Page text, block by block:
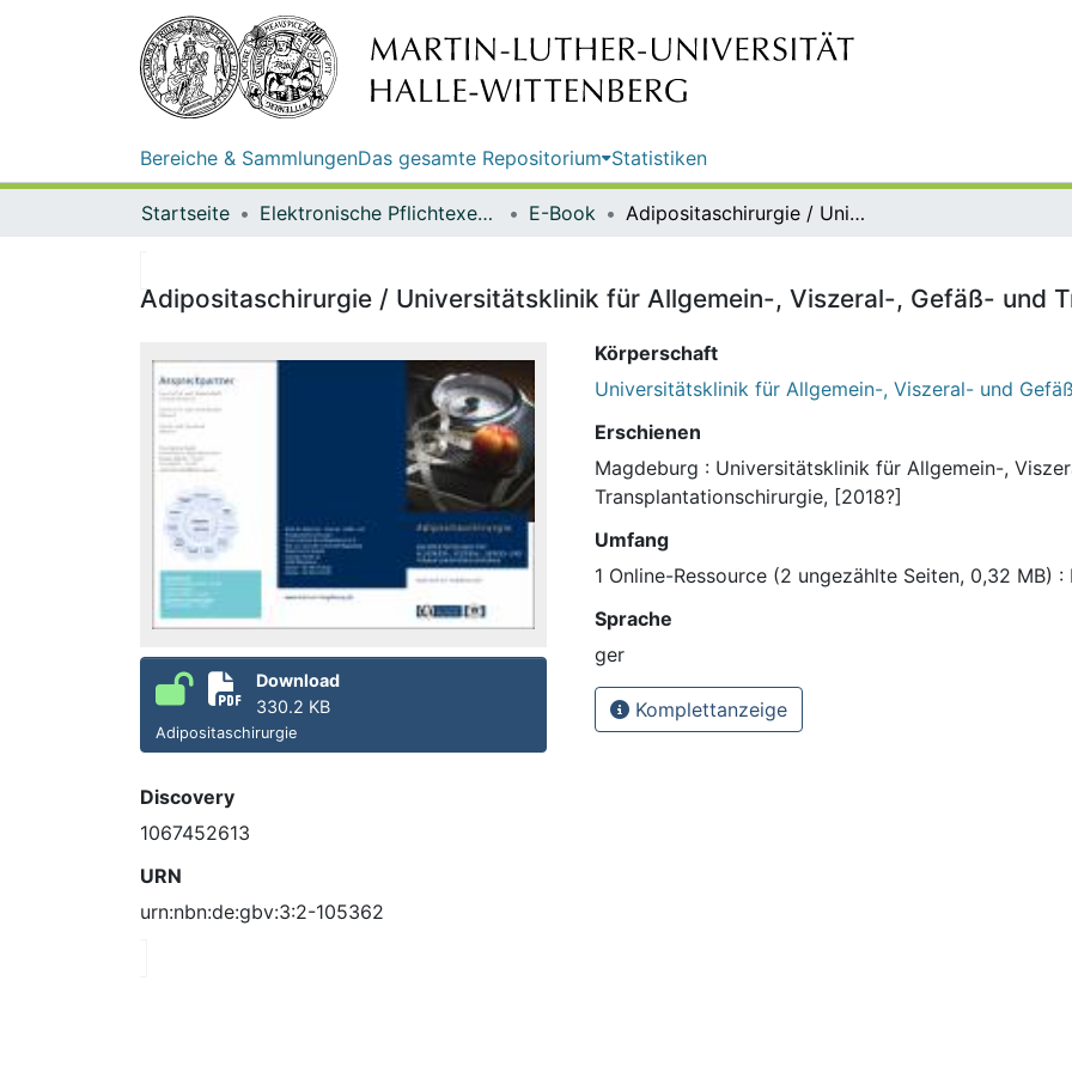
Bereiche & SammlungenDas gesamte Repositorium Statistiken
Startseite Elektronische Pflichtexemplare E-Book Adipositaschirurgie / Universitätsklinik für Allgemein-, Viszeral-, Gefäß- und Transplantationschirurgie
Adipositaschirurgie / Universitätsklinik für Allgemein-, Viszeral-, Gefäß- und
Download
330.2 KB
Adipositaschirurgie
Discovery
1067452613
URN
urn:nbn:de:gbv:3:2-105362
Körperschaft
Universitätsklinik für Allgemein-, Viszeral- und
Erschienen
Magdeburg : Universitätsklinik für Allgemein-,
Transplantationschirurgie, [2018?]
Umfang
1 Online-Ressource (2 ungezählte Seiten, 0,32 MB)
Sprache
ger
Komplettanzeige